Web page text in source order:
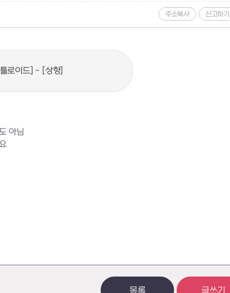
주소복사 신고하기
로이드] - [상향]
아님
목록 글쓰기